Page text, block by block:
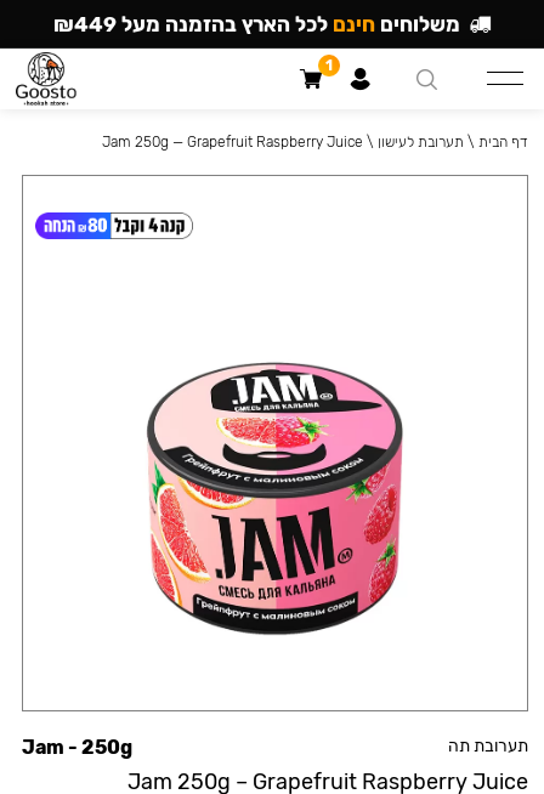
תערובת תה
Jam 250g – Grapefruit Raspberry Juice
Jam - 250g
דף הבית \ תערובת לעישון \
Jam 250g — Grapefruit Raspberry Juice
משלוחים חינם לכל הארץ בהזמנה מעל ₪449
1